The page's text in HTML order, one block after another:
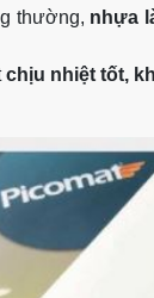
thường, nhựa
chịu nhiệt tốt,